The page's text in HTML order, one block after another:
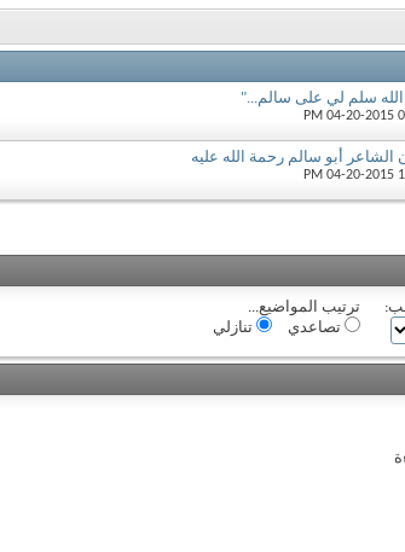
الله سلم لي على سالم..."
ترتيب المواضيع...
تصاعدي
تنازلي